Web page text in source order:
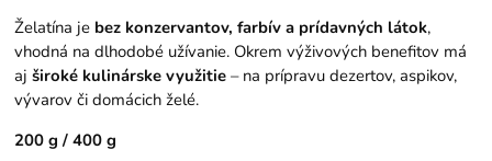
Želatína je bez konzervantov, farbív a prídavných látok,
vhodná na dlhodobé užívanie. Okrem výživových benefitov má
ajširoké kulinárske využitie – na prípravu dezertov, aspikov,
vývarov či domácich želé.
200 g / 400 g